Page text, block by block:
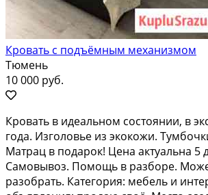
Кровать с подъёмным механизмом
Тюмень
10 000 руб.
Кровать в идеальном состоянии, в
года. Изголовье из экокожи.
Матрац в подарок! Цена актуальна
Самовывоз. Помощь в разборе.
разобрать. Категория: мебель и